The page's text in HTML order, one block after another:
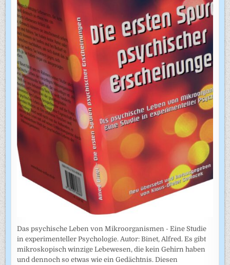
Das psychische Leben von Mikroorganismen - Eine Studie
in experimenteller Psychologie. Autor: Binet, Alfred. Es gibt
mikroskopisch winzige Lebewesen, die kein Gehirn haben
und dennoch so etwas wie ein Gedächtnis. Diesen